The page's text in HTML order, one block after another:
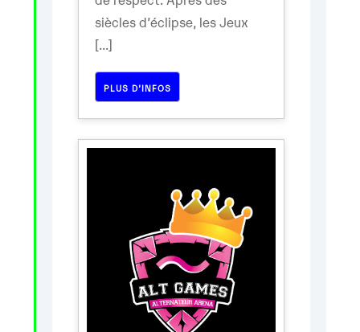
siècles d’éclipse, les Jeux
[...]
PLUS D’INFOS